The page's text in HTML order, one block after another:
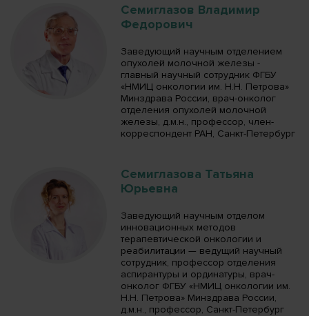
Семиглазов Владимир
Федорович
Заведующий научным отделением
опухолей молочной железы -
главный научный сотрудник ФГБУ
«НМИЦ онкологии им. Н.Н. Петрова»
Минздрава России, врач-онколог
отделения опухолей молочной
железы, д.м.н., профессор, член-
корреспондент РАН, Санкт-Петербург
Семиглазова Татьяна
Юрьевна
Заведующий научным отделом
инновационных методов
терапевтической онкологии и
реабилитации — ведущий научный
сотрудник, профессор отделения
аспирантуры и ординатуры, врач-
онколог ФГБУ «НМИЦ онкологии им.
Н.Н. Петрова» Минздрава России,
д.м.н., профессор, Санкт-Петербург